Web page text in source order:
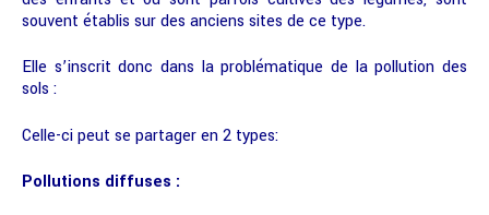
souvent établis sur des anciens sites de ce type.
Elle s’inscrit donc dans la problématique de la pollution des
sols :
Celle-ci peut se partager en 2 types:
Pollutions diffuses :